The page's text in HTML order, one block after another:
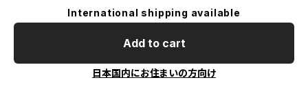
International shipping available
Add to cart
日本国内にお住まいの方向け